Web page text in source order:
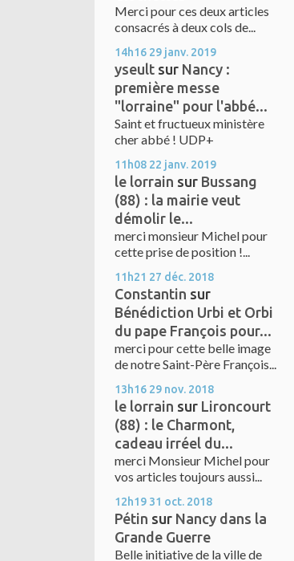
Merci pour ces deux articles
consacrés à deux cols de...
14h16 29 janv. 2019
yseult sur Nancy :
première messe
"lorraine" pour l'abbé...
Saint et fructueux ministère
cher abbé ! UDP+
11h08 22 janv. 2019
le lorrain sur Bussang
(88) : la mairie veut
démolir le...
merci monsieur Michel pour
cette prise de position !...
11h21 27 déc. 2018
Constantin sur
Bénédiction Urbi et Orbi
du pape François pour...
merci pour cette belle image
de notre Saint-Père François...
13h16 29 nov. 2018
le lorrain sur Lironcourt
(88) : le Charmont,
cadeau irréel du...
merci Monsieur Michel pour
vos articles toujours aussi...
12h19 31 oct. 2018
Pétin sur Nancy dans la
Grande Guerre
Belle initiative de la ville de